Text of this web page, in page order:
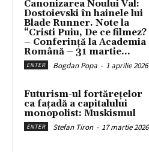
Canonizarea Noului Val:
Dostoievski în hainele lui
Blade Runner. Note la
“Cristi Puiu, De ce filmez?
– Conferință la Academia
Română – 31 martie...
ENTER Bogdan Popa - 1 aprilie 2026
Futurism-ul fortărețelor
ca fațadă a capitalului
monopolist: Muskismul
ENTER Stefan Tiron - 17 martie 2026